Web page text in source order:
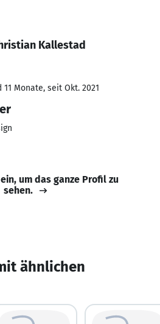
Kallestad
11 Monate, seit Okt. 2021
um das ganze Profil zu
sehen.
ähnlichen